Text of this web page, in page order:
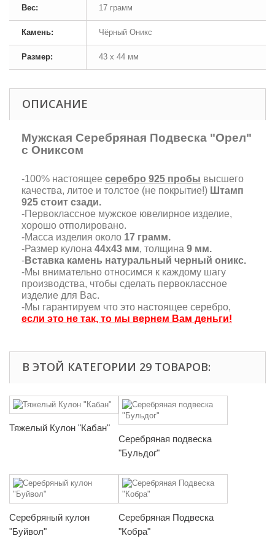
Вес: 17 грамм
Камень: Чёрный Оникс
Размер: 43 х 44 мм
ОПИСАНИЕ
Мужская Серебряная Подвеска "Орел"
с Ониксом
-100% настоящее серебро 925 пробы высшего
качества, литое и толстое (не покрытие!) Штамп
925 стоит сзади.
-Первоклассное мужское ювелирное изделие,
хорошо отполировано.
-Масса изделия около 17 грамм.
-Размер кулона 44х43 мм, толщина 9 мм.
-Вставка камень натуральный черный оникс.
-Мы внимательно относимся к каждому шагу
производства, чтобы сделать первоклассное
изделие для Вас.
-Мы гарантируем что это настоящее серебро,
если это не так, то мы вернем Вам деньги!
В ЭТОЙ КАТЕГОРИИ 29 ТОВАРОВ:
Тяжелый Кулон "Кабан"
Серебряная подвеска
"Бульдог"
Серебряный кулон
"Буйвол"
Серебряная Подвеска
"Кобра"